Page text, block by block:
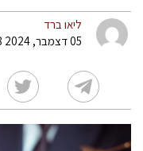
ליאו ברד
05 דצמבר, 2024 09:38